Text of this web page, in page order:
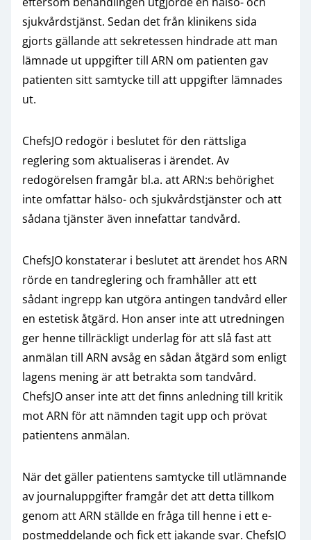
sjukvårdstjänst. Sedan det från klinikens sida
gjorts gällande att sekretessen hindrade att man
lämnade ut uppgifter till ARN om patienten gav
patienten sitt samtycke till att uppgifter lämnades
ut.
ChefsJO redogör i beslutet för den rättsliga
reglering som aktualiseras i ärendet. Av
redogörelsen framgår bl.a. att ARN:s behörighet
inte omfattar hälso- och sjukvårdstjänster och att
sådana tjänster även innefattar tandvård.
ChefsJO konstaterar i beslutet att ärendet hos ARN
rörde en tandreglering och framhåller att ett
sådant ingrepp kan utgöra antingen tandvård eller
en estetisk åtgärd. Hon anser inte att utredningen
ger henne tillräckligt underlag för att slå fast att
anmälan till ARN avsåg en sådan åtgärd som enligt
lagens mening är att betrakta som tandvård.
ChefsJO anser inte att det finns anledning till kritik
mot ARN för att nämnden tagit upp och prövat
patientens anmälan.
När det gäller patientens samtycke till utlämnande
av journaluppgifter framgår det att detta tillkom
genom att ARN ställde en fråga till henne i ett e-
postmeddelande och fick ett jakande svar. ChefsJO